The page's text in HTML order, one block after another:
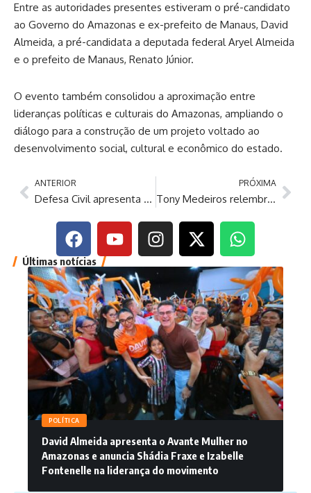
Entre as autoridades presentes estiveram o pré-candidato
ao Governo do Amazonas e ex-prefeito de Manaus, David
Almeida, a pré-candidata a deputada federal Aryel Almeida
e o prefeito de Manaus, Renato Júnior.
O evento também consolidou a aproximação entre
lideranças políticas e culturais do Amazonas, ampliando o
diálogo para a construção de um projeto voltado ao
desenvolvimento social, cultural e econômico do estado.
ANTERIOR
Defesa Civil apresenta ações preventivas e de monitoramento da durante 3º Alerta de Cheias
PRÓXIMA
Tony Medeiros relembra trajetória no Boi Garantido e destaca papel da cultura na formação da identidade amazonense
Últimas notícias
POLÍTICA
David Almeida apresenta o Avante Mulher no
Amazonas e anuncia Shádia Fraxe e Izabelle
Fontenelle na liderança do movimento